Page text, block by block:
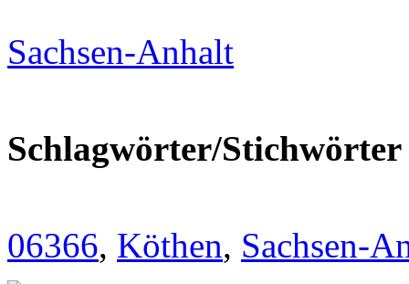
Sachsen-Anhalt
Schlagwörter/Stichwörter
06366, Köthen, Sachsen-